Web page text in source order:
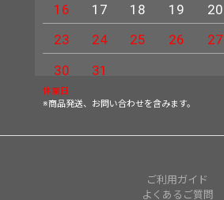
16
17 18 19 20
23
24 25 26 27
30
31
休業日
※商品発送、お問い合わせを含みます。
ご利用ガイド
よくあるご質問